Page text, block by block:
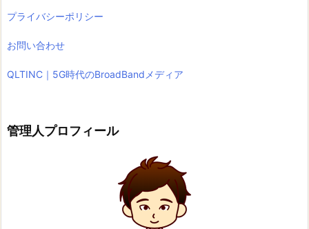
プライバシーポリシー
お問い合わせ
QLTINC｜5G時代のBroadBandメディア
管理人プロフィール